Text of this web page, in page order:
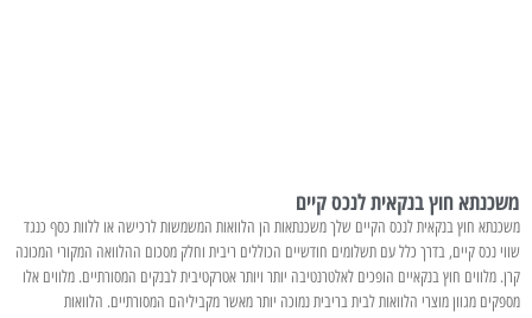
משכנתא חוץ בנקאית לנכס קיים
משכנתא חוץ בנקאית לנכס הקיים שלך משכנתאות הן הלוואות המשמשות לרכישה או ללוות כסף כנגד
שווי נכס קיים, בדרך כלל עם תשלומים חודשיים הכוללים ריבית וחלק מסכום ההלוואה המקורי המכונה
קרן. מלווים חוץ בנקאיים הופכים לאלטרנטיבה יותר ויותר אטרקטיבית לבנקים המסורתיים. מלווים אלו
מספקים מגוון מוצרי הלוואות לבית בריבית נמוכה יותר מאשר מקביליהם המסורתיים. הלוואות